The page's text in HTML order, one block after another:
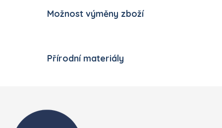
Možnost výměny zboží
Přírodní materiály